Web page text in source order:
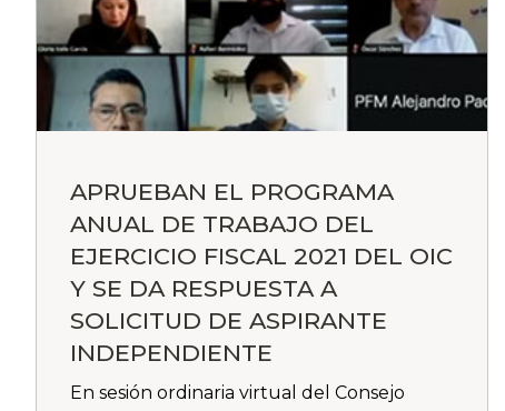
APRUEBAN EL PROGRAMA
ANUAL DE TRABAJO DEL
EJERCICIO FISCAL 2021 DEL OIC
Y SE DA RESPUESTA A
SOLICITUD DE ASPIRANTE
INDEPENDIENTE
En sesión ordinaria virtual del Consejo